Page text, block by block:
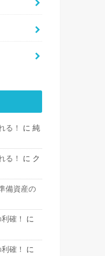
る！ に 純
る！ に ク
備資産の
確！
に
確！
に